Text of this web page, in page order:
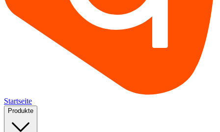
Startseite
Produkte